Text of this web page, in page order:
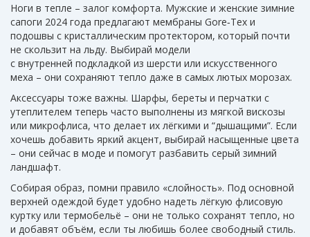
Ноги в тепле – залог комфорта. Мужские и женские зимние
сапоги 2024 года предлагают мембраны Gore‑Tex и
подошвы с кристаллическим протектором, который почти
не скользит на льду. Выбирай модели
с внутренней подкладкой из шерсти или искусственного
меха – они сохраняют тепло даже в самых лютых морозах.
Аксессуары тоже важны. Шарфы, береты и перчатки с
утеплителем теперь часто выполнены из мягкой вискозы
или микрофлиса, что делает их лёгкими и “дышащими”. Если
хочешь добавить яркий акцент, выбирай насыщенные цвета
– они сейчас в моде и помогут разбавить серый зимний
ландшафт.
Собирая образ, помни правило «слойность». Под основной
верхней одеждой будет удобно надеть лёгкую флисовую
куртку или термобельё – они не только сохранят тепло, но
и добавят объём, если ты любишь более свободный стиль.